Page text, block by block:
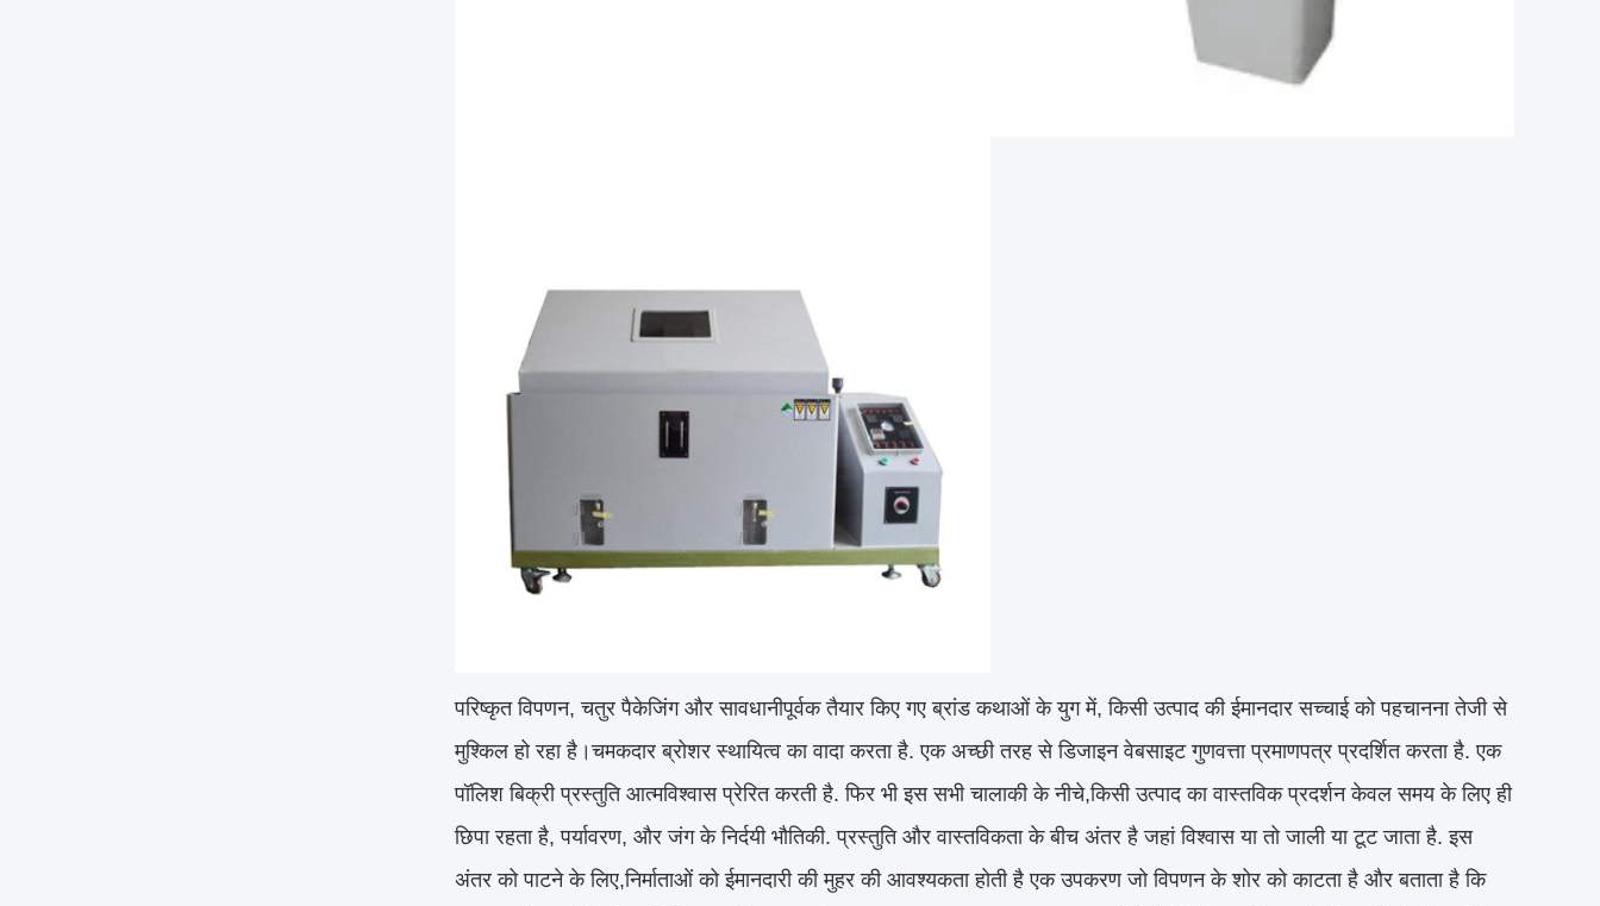
परिष्कृत विपणन, चतुर पैकेजिंग और सावधानीपूर्वक तैयार किए गए ब्रांड कथाओं के युग में, किसी उत्पाद की ईमानदार सच्चाई को पहचानना तेजी से
मुश्किल हो रहा है।चमकदार ब्रोशर स्थायित्व का वादा करता है. एक अच्छी तरह से डिजाइन वेबसाइट गुणवत्ता प्रमाणपत्र प्रदर्शित करता है. एक
पॉलिश बिक्री प्रस्तुति आत्मविश्वास प्रेरित करती है. फिर भी इस सभी चालाकी के नीचे,किसी उत्पाद का वास्तविक प्रदर्शन केवल समय के लिए ही
छिपा रहता है, पर्यावरण, और जंग के निर्दयी भौतिकी. प्रस्तुति और वास्तविकता के बीच अंतर है जहां विश्वास या तो जाली या टूट जाता है. इस
अंतर को पाटने के लिए,निर्माताओं को ईमानदारी की मुहर की आवश्यकता होती है एक उपकरण जो विपणन के शोर को काटता है और बताता है कि